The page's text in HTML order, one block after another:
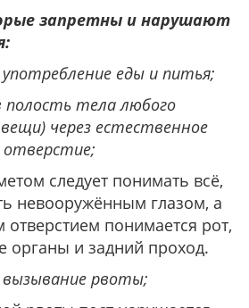
запретны и нарушают
еды и питья;
полость тела любого
через естественное
отверстие;
следует понимать всё,
невооружённым глазом, а
отверстием понимается рот,
органы и задний проход.
вызывание рвоты;